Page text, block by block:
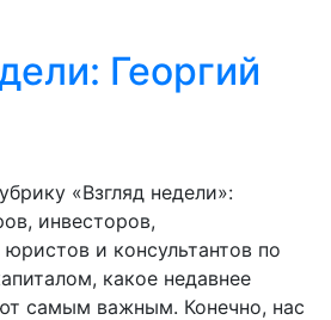
Георгий
«Взгляд недели»:
инвесторов,
и консультантов по
какое недавнее
самым важным. Конечно, нас